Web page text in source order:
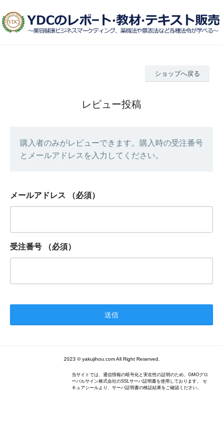
ショップへ戻る
レビュー投稿
購入者のみがレビューできます。購入時の受注番号
とメールアドレスを入力してください。
メールアドレス （必須）
受注番号 （必須）
2023 © yakujihou.com All Right Reserved.
当サイトでは、通信情報の暗号化と実在性の証明のため、GMOグロ
ーバルサイン株式会社のSSLサーバ証明書を使用しております。 セ
キュアシールより、サーバ証明書の検証結果をご確認ください。